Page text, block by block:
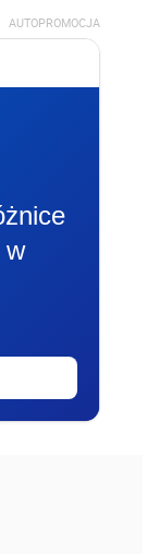
AUTOPROMOCJA
w